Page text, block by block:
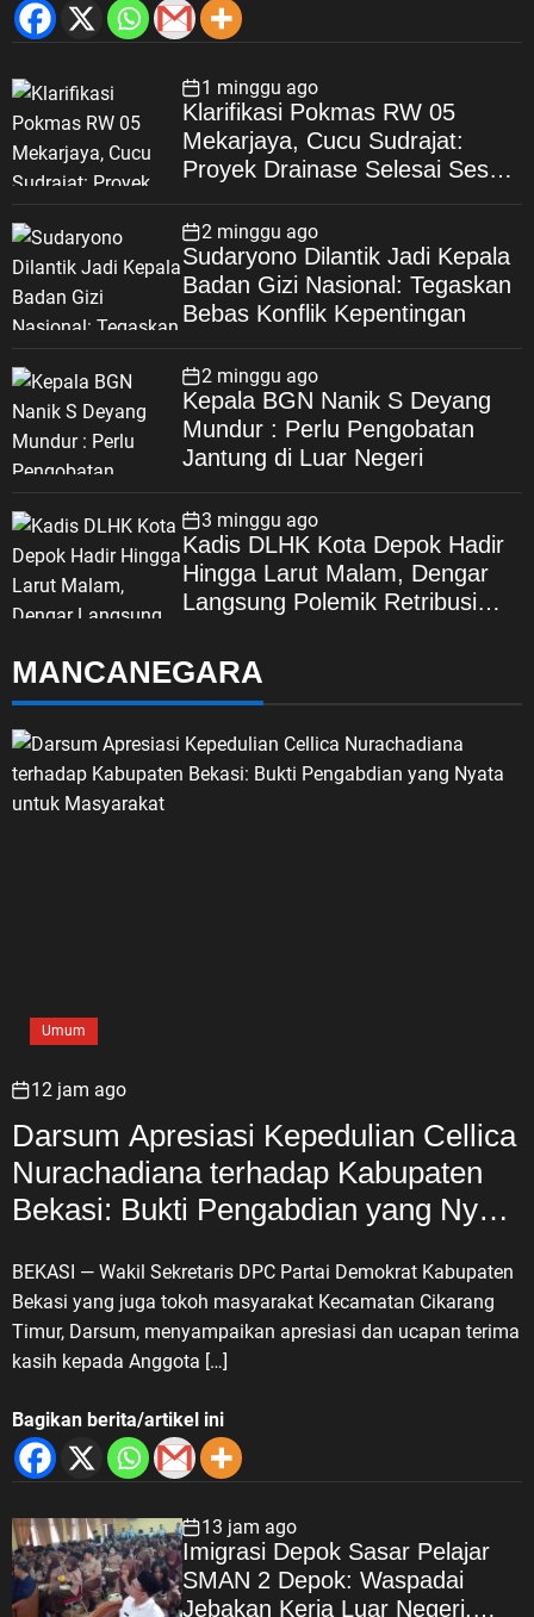
1 minggu ago
Klarifikasi Pokmas RW 05
Mekarjaya, Cucu Sudrajat:
Proyek Drainase Selesai Sesuai
2 minggu ago
Sudaryono Dilantik Jadi Kepala
Badan Gizi Nasional: Tegaskan
Bebas Konflik Kepentingan
2 minggu ago
Kepala BGN Nanik S Deyang
Mundur : Perlu Pengobatan
Jantung di Luar Negeri
3 minggu ago
Kadis DLHK Kota Depok Hadir
Hingga Larut Malam, Dengar
Langsung Polemik Retribusi
MANCANEGARA
Umum
12 jam ago
Darsum Apresiasi Kepedulian Cellica
Nurachadiana terhadap Kabupaten
Bekasi: Bukti Pengabdian yang Nyata
BEKASI — Wakil Sekretaris DPC Partai Demokrat Kabupaten
Bekasi yang juga tokoh masyarakat Kecamatan Cikarang
Timur, Darsum, menyampaikan apresiasi dan ucapan terima
kasih kepada Anggota […]
Bagikan berita/artikel ini
13 jam ago
Imigrasi Depok Sasar Pelajar
SMAN 2 Depok: Waspadai
Jebakan Kerja Luar Negeri,